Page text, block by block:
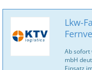
Lkw-
Ab sofort
mbH
Einsatz